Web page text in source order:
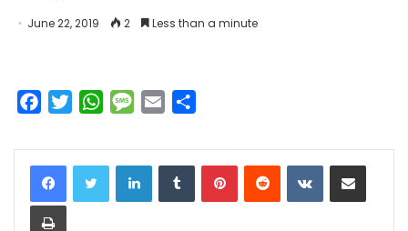
June 22, 2019 2 Less than a minute
c
e
b
o
i
t
t
W
a
t
s
M
s
s
a
a
i
a
r
e
LinkedInTumblrPinterestReddit VKontakteShare via Email
Print